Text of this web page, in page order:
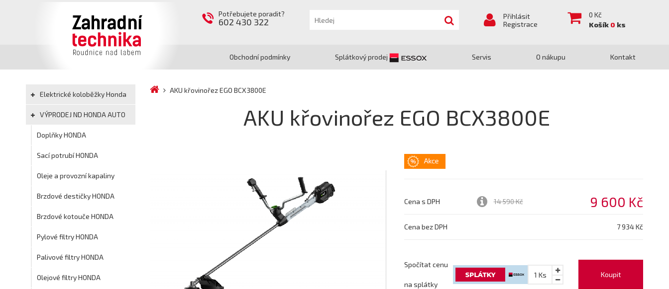
Potřebujete poradit?
602 430 322
Přihlásit
Registrace
0 Kč
Košík 0 ks
Obchodní podmínky Splátkový prodej Servis O nákupu Kontakt
Elektrické koloběžky Honda
VÝPRODEJ ND HONDA AUTO
Doplňky HONDA
Sací potrubí HONDA
Oleje a provozní kapaliny
Brzdové destičky HONDA
Brzdové kotouče HONDA
Pylové filtry HONDA
Palivové filtry HONDA
Olejové filtry HONDA
AKU křovinořez EGO BCX3800E
AKU křovinořez EGO BCX3800E
Cena s DPH 14 590 Kč 9 600 Kč
Cena bez DPH 7 934 Kč
Koupit
1 Ks
Spočítat cenu
na splátky